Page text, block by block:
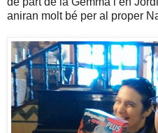
aniran molt bé per al proper